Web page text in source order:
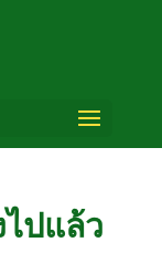
ปแล้ว